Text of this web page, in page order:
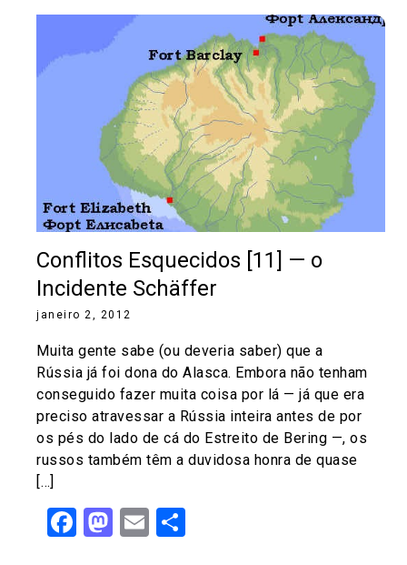
Conflitos Esquecidos [11] — o
Incidente Schäffer
janeiro 2, 2012
Muita gente sabe (ou deveria saber) que a
Rússia já foi dona do Alasca. Embora não tenham
conseguido fazer muita coisa por lá — já que era
preciso atravessar a Rússia inteira antes de por
os pés do lado de cá do Estreito de Bering —, os
russos também têm a duvidosa honra de quase
[…]
Facebook
Mastodon
Email